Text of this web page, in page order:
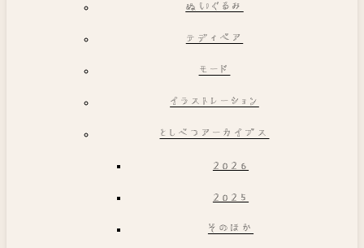
ぬいぐるみ
テディベア
モード
イラストレーション
としべつアーカイブス
2026
2025
そのほか